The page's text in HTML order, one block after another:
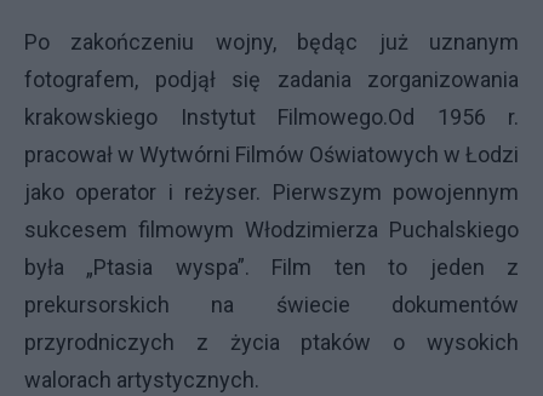
Po zakończeniu wojny, będąc już uznanym
fotografem, podjął się zadania zorganizowania
krakowskiego Instytut Filmowego.Od 1956 r.
pracował w Wytwórni Filmów Oświatowych w Łodzi
jako operator i reżyser. Pierwszym powojennym
sukcesem filmowym Włodzimierza Puchalskiego
była „Ptasia wyspa”. Film ten to jeden z
prekursorskich na świecie dokumentów
przyrodniczych z życia ptaków o wysokich
walorach artystycznych.